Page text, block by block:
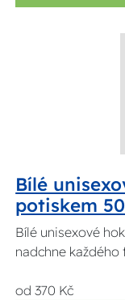
Bílé
potiskem
Bílé unisexové
nadchne
od 370 Kč